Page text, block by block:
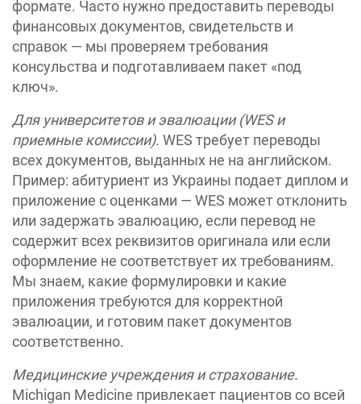
формате. Часто нужно предоставить переводы
финансовых документов, свидетельств и
справок — мы проверяем требования
консульства и подготавливаем пакет «под
ключ».
Для университетов и эвалюации (WES и
приемные комиссии). WES требует переводы
всех документов, выданных не на английском.
Пример: абитуриент из Украины подает диплом и
приложение с оценками — WES может отклонить
или задержать эвалюацию, если перевод не
содержит всех реквизитов оригинала или если
оформление не соответствует их требованиям.
Мы знаем, какие формулировки и какие
приложения требуются для корректной
эвалюации, и готовим пакет документов
соответственно.
Медицинские учреждения и страхование.
Michigan Medicine привлекает пациентов со всей